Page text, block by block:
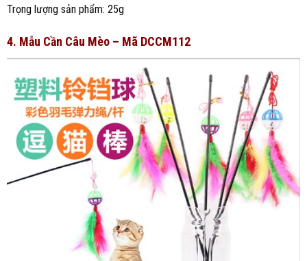
Trọng lượng sản phẩm: 25g
4. Mẫu Cần Câu Mèo – Mã DCCM112